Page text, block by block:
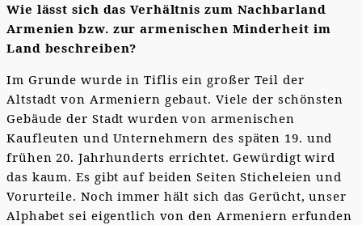
Wie lässt sich das Verhältnis zum Nachbarland
Armenien bzw. zur armenischen Minderheit im
Land beschreiben?
Im Grunde wurde in Tiflis ein großer Teil der
Altstadt von Armeniern gebaut. Viele der schönsten
Gebäude der Stadt wurden von armenischen
Kaufleuten und Unternehmern des späten 19. und
frühen 20. Jahrhunderts errichtet. Gewürdigt wird
das kaum. Es gibt auf beiden Seiten Sticheleien und
Vorurteile. Noch immer hält sich das Gerücht, unser
Alphabet sei eigentlich von den Armeniern erfunden